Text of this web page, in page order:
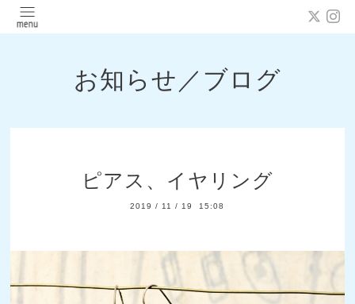
お知らせ／ブログ
ピアス、イヤリング
2019 / 11 / 19 15:08